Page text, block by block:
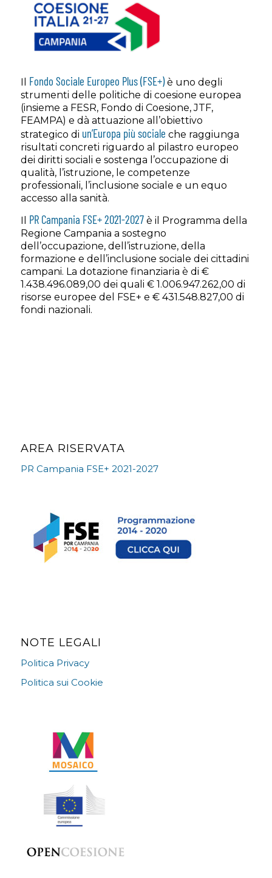
Il Fondo Sociale Europeo Plus (FSE+)è uno degli
strumenti delle politiche di coesione europea
(insieme a FESR, Fondo di Coesione, JTF,
FEAMPA) e dà attuazione all’obiettivo
strategico di un’Europa più sociale che raggiunga
risultati concreti riguardo al pilastro europeo
dei diritti sociali e sostenga l’occupazione di
qualità, l’istruzione, le competenze
professionali, l’inclusione sociale e un equo
accesso alla sanità.
Il PR Campania FSE+ 2021-2027è il Programma della
Regione Campania a sostegno
dell’occupazione, dell’istruzione, della
formazione e dell’inclusione sociale dei cittadini
campani. La dotazione finanziaria è di €
1.438.496.089,00 dei quali € 1.006.947.262,00 di
risorse europee del FSE+ e € 431.548.827,00 di
fondi nazionali.
AREA RISERVATA
PR Campania FSE+ 2021-2027
NOTE LEGALI
Politica Privacy
Politica sui Cookie